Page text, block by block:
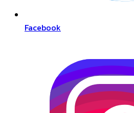
Facebook